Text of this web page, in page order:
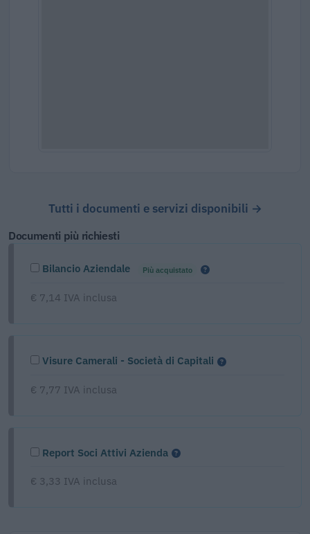
Tutti i documenti e servizi disponibili →
Documenti più richiesti
Bilancio Aziendale Più acquistato
€ 7,14 IVA inclusa
Visure Camerali - Società di Capitali
€ 7,77 IVA inclusa
Report Soci Attivi Azienda
€ 3,33 IVA inclusa